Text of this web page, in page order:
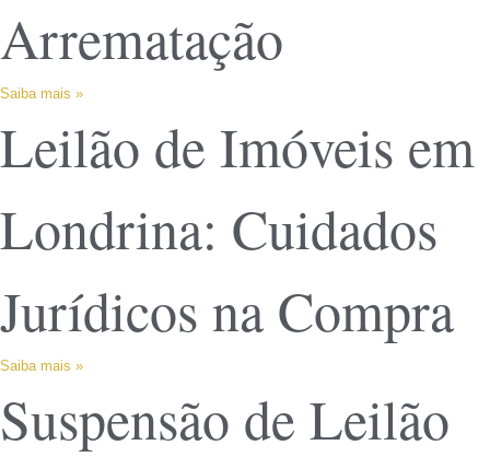
Arrematação
Saiba mais »
Leilão de Imóveis em
Londrina: Cuidados
Jurídicos na Compra
Saiba mais »
Suspensão de Leilão